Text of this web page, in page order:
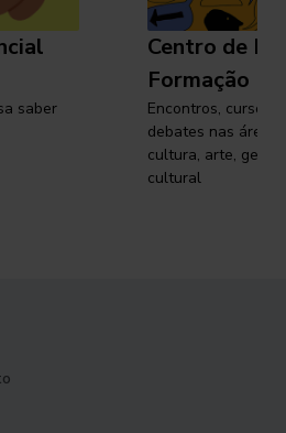
saber
Centro de
Formação
Encontros, cursos,
debates nas áreas
cultura, arte,
cultural